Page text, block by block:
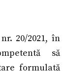
20/2021, în
să
formulată